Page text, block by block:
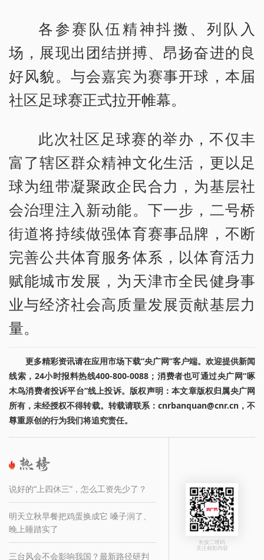
各参赛队伍精神抖擞、列队入
场，展现出团结拼搏、昂扬奋进的良
好风貌。与会嘉宾为赛事开球，本届
社区足球赛正式拉开帷幕。
此次社区足球赛的举办，不仅丰
富了辖区群众精神文化生活，更以足
球为纽带凝聚政企民合力，为基层社
会治理注入新动能。下一步，二号桥
街道将持续做强体育赛事品牌，不断
完善公共体育服务体系，以体育活力
赋能城市发展，为天津市全民健身事
业与经济社会高质量发展贡献基层力
量。
更多精彩资讯请在应用市场下载“央广网”客户端。欢迎提供新闻
线索，24小时报料热线400-800-0088；消费者也可通过央广网“啄
木鸟消费者投诉平台”线上投诉。版权声明：本文章版权归属央广网
所有，未经授权不得转载。转载请联系：cnrbanquan@cnr.cn，不
尊重原创的行为我们将追究责任。
说好的“上四休三”，怎么工资先少了？
明天立秋早餐把鸡蛋换成它 嗓子润了、
晚上睡踏实了
三台风会不会影响我国？最新路径研判
长按二维码
关注精彩内容